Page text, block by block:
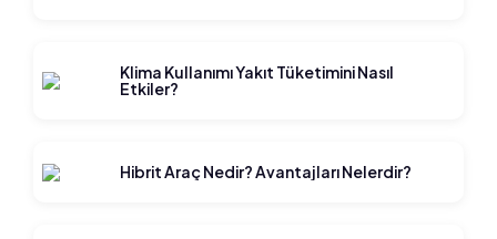
Klima Kullanımı Yakıt Tüketimini Nasıl
Etkiler?
Hibrit Araç Nedir? Avantajları Nelerdir?